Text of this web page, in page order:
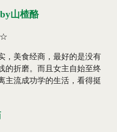
山楂酪
☆
，美食经商，最好的是没有
的折磨。而且女主自始至终
主流成功学的生活，看得挺